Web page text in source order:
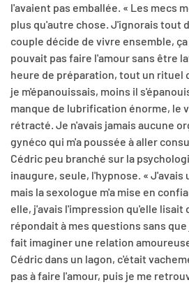
l'avaient pas emballée. « Les mecs
plus qu'autre chose. J'ignorais tout
couple décide de vivre ensemble,
pouvait pas faire l'amour sans être
heure de préparation, tout un rituel
je m'épanouissais, moins il
manque de lubrification énorme, le
rétracté. Je n'avais jamais aucune
gynéco qui m'a poussée à aller
Cédric peu branché sur la
inaugure, seule, l'hypnose. « J'avais
mais la sexologue m'a mise en
elle, j'avais l'impression qu'elle lisait
répondait à mes questions sans que
fait imaginer une relation
Cédric dans un lagon, c'était
pas à faire l'amour, puis je me